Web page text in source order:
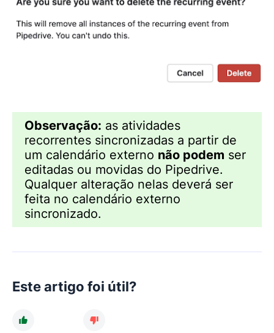
Observação: as atividades
recorrentes sincronizadas a partir de
um calendário externo não podem ser
editadas ou movidas do Pipedrive.
Qualquer alteração nelas deverá ser
feita no calendário externo
sincronizado.
Este artigo foi útil?